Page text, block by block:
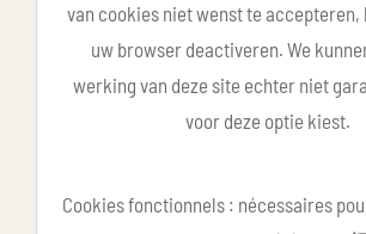
van cookies niet wenst te accepteren,
uw browser deactiveren. We
werking van deze site echter niet
voor deze optie kiest.
Cookies fonctionnels : nécessaires